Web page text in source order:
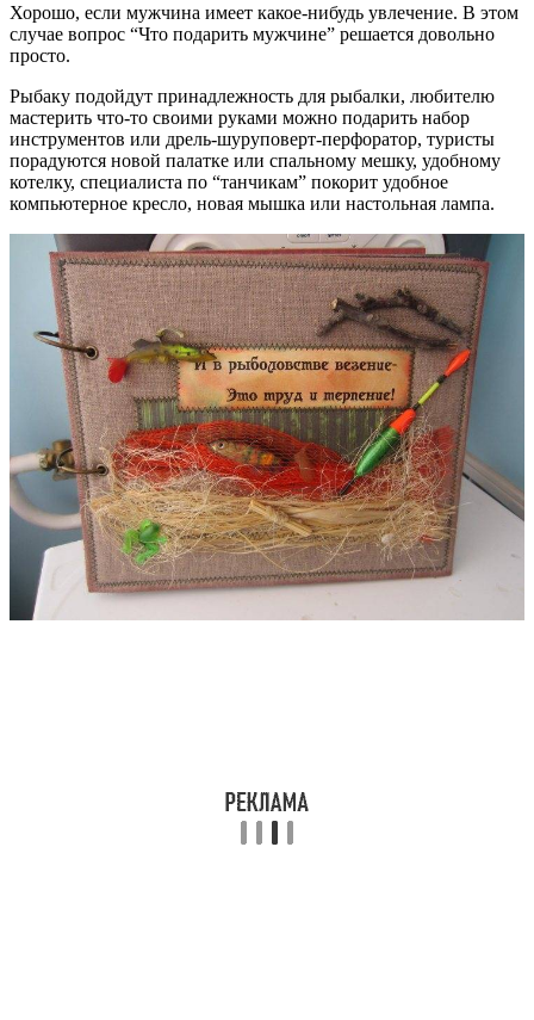
Хорошо, если мужчина имеет какое-нибудь увлечение. В этом
случае вопрос “Что подарить мужчине” решается довольно
просто.
Рыбаку подойдут принадлежность для рыбалки, любителю
мастерить что-то своими руками можно подарить набор
инструментов или дрель-шуруповерт-перфоратор, туристы
порадуются новой палатке или спальному мешку, удобному
котелку, специалиста по “танчикам” покорит удобное
компьютерное кресло, новая мышка или настольная лампа.